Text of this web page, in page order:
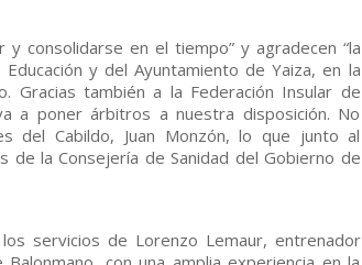
consolidarse en el tiempo” y agradecen “la
y del Ayuntamiento de Yaiza, en la
Gracias también a la Federación Insular de
a poner árbitros a nuestra disposición. No
del Cabildo, Juan Monzón, lo que junto al
de la Consejería de Sanidad del Gobierno de
servicios de Lorenzo Lemaur, entrenador